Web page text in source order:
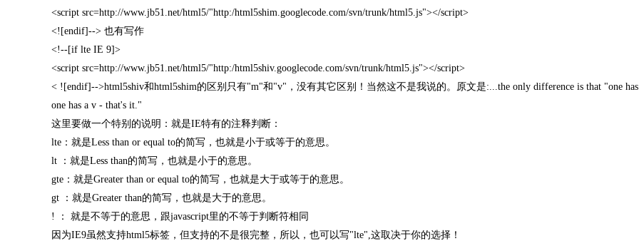
<script src=http://www.jb51.net/html5/"http:/html5shim.googlecode.com/svn/trunk/html5.js"></script>
<![endif]--> 也有写作
<!--[if lte IE 9]>
<script src=http://www.jb51.net/html5/"http:/html5shiv.googlecode.com/svn/trunk/html5.js"></script>
< ![endif]-->html5shiv和html5shim的区别只有"m"和"v"，没有其它区别！当然这不是我说的。原文是:...the only difference is that "one has
one has a v - that's it."
这里要做一个特别的说明：就是IE特有的注释判断：
lte：就是Less than or equal to的简写，也就是小于或等于的意思。
lt ：就是Less than的简写，也就是小于的意思。
gte：就是Greater than or equal to的简写，也就是大于或等于的意思。
gt ：就是Greater than的简写，也就是大于的意思。
! ： 就是不等于的意思，跟javascript里的不等于判断符相同
因为IE9虽然支持html5标签，但支持的不是很完整，所以，也可以写"lte",这取决于你的选择！